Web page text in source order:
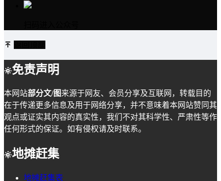
免责声明
本网站部分文/图来源于网友、会员分享及互联网，转载目的
在于传递更多信息及用于网络分享，并不意味着本网站赞同其
观点或证实其内容的真实性，我们不对其科学性、严肃性等作
任何形式的保证。如有侵权请及时联系。
地摊赶集
地摊赶集表